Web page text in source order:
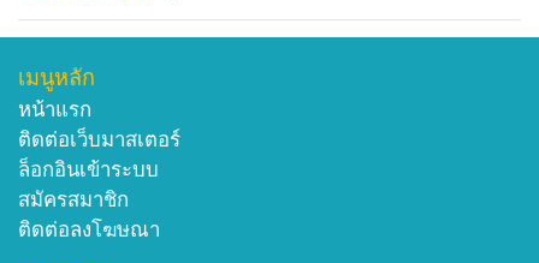
เมนูหลัก
หน้าแรก
ติดต่อเว็บมาสเตอร์
ล็อกอินเข้าระบบ
สมัครสมาชิก
ติดต่อลงโฆษณา